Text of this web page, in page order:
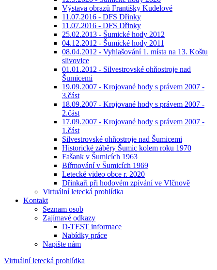
Výstava obrazů Františky Kudelové
11.07.2016 - DFS Dřinky
11.07.2016 - DFS Dřinky
25.02.2013 - Šumické hody 2012
04.12.2012 - Šumické hody 2011
08.04.2012 - Vyhlašování 1. místa na 13. Koštu
slivovice
01.01.2012 - Silvestrovské ohňostroje nad
Šumicemi
19.09.2007 - Krojované hody s právem 2007 -
3.část
18.09.2007 - Krojované hody s právem 2007 -
2.část
17.09.2007 - Krojované hody s právem 2007 -
1.část
Silvestrovské ohňostroje nad Šumicemi
Historické záběry Šumic kolem roku 1970
Fašank v Šumicích 1963
Biřmování v Šumicích 1969
Letecké video obce r. 2020
Dřinkaři při hodovém zpívání ve Vlčnově
Virtuální letecká prohlídka
Kontakt
Seznam osob
Zajímavé odkazy
D-TEST informace
Nabídky práce
Napište nám
Virtuální letecká prohlídka